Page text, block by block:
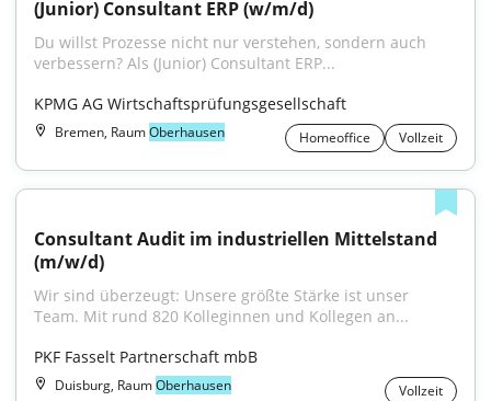
(Junior) Consultant ERP (w/m/d)
Du willst Prozesse nicht nur verstehen, sondern auch
verbessern? Als (Junior) Consultant ERP...
KPMG AG Wirtschaftsprüfungsgesellschaft
Bremen, RaumOberhausen Homeoffice Vollzeit
Consultant Audit im industriellen Mittelstand
(m/w/d)
Wir sind überzeugt: Unsere größte Stärke ist unser
Team. Mit rund 820 Kolleginnen und Kollegen an...
PKF Fasselt Partnerschaft mbB
Duisburg, RaumOberhausen Vollzeit